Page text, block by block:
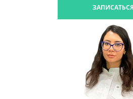
ЗАПИСАТЬСЯ